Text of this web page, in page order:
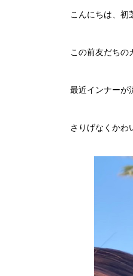
こんにちは、初
この前友だちの
最近インナーが
さりげなくかわ